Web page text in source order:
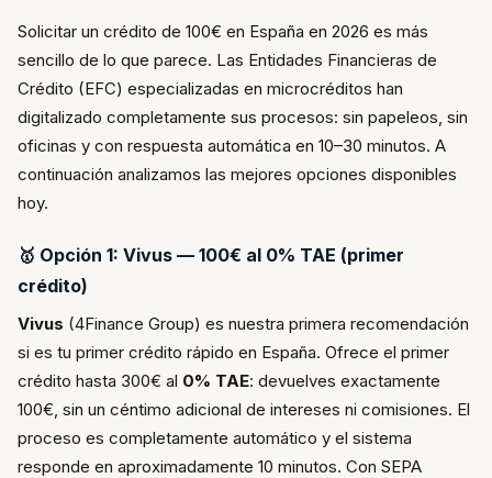
Solicitar un crédito de 100€ en España en 2026 es más
sencillo de lo que parece. Las Entidades Financieras de
Crédito (EFC) especializadas en microcréditos han
digitalizado completamente sus procesos: sin papeleos, sin
oficinas y con respuesta automática en 10–30 minutos. A
continuación analizamos las mejores opciones disponibles
hoy.
🥇 Opción 1: Vivus — 100€ al 0% TAE (primer
crédito)
Vivus (4Finance Group) es nuestra primera recomendación
si es tu primer crédito rápido en España. Ofrece el primer
crédito hasta 300€ al 0% TAE: devuelves exactamente
100€, sin un céntimo adicional de intereses ni comisiones. El
proceso es completamente automático y el sistema
responde en aproximadamente 10 minutos. Con SEPA